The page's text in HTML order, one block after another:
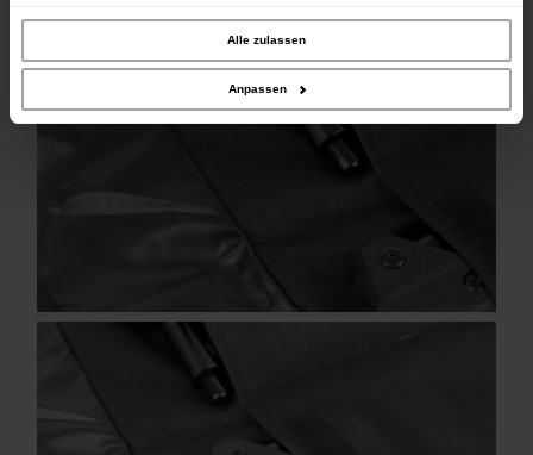
unserer Website an unsere Partner für soziale Medien, Werbung und Analysen
weiter. Unsere Partner führen diese Informationen möglicherweise mit weiteren
Daten zusammen, die Sie ihnen bereitgestellt haben oder die sie im Rahmen
Ihrer Nutzung der Dienste gesammelt haben.
Alle zulassen
Anpassen